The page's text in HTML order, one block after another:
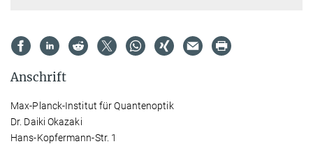
Anschrift
Max-Planck-Institut für Quantenoptik
Dr. Daiki Okazaki
Hans-Kopfermann-Str. 1